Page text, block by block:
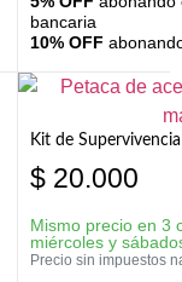
bancaria
10% OFF
Kit de
$ 20.000
Mismo precio en 3
miércoles y
Precio sin impuestos